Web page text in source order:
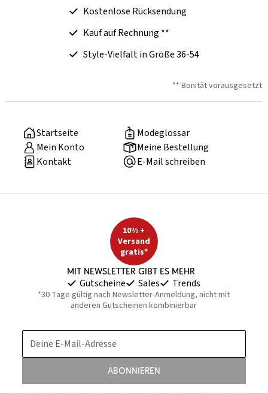
Kostenlose Rücksendung
Kauf auf Rechnung **
Style-Vielfalt in Größe 36-54
** Bonität vorausgesetzt
Startseite
Modeglossar
Mein Konto
Meine Bestellung
Kontakt
E-Mail schreiben
10% +
Versand
gratis*
Mit Newsletter gibt es mehr
Gutscheine Sales Trends
*30 Tage gültig nach Newsletter-Anmeldung, nicht mit
anderen Gutscheinen kombinierbar
Deine E-Mail-Adresse
Abonnieren